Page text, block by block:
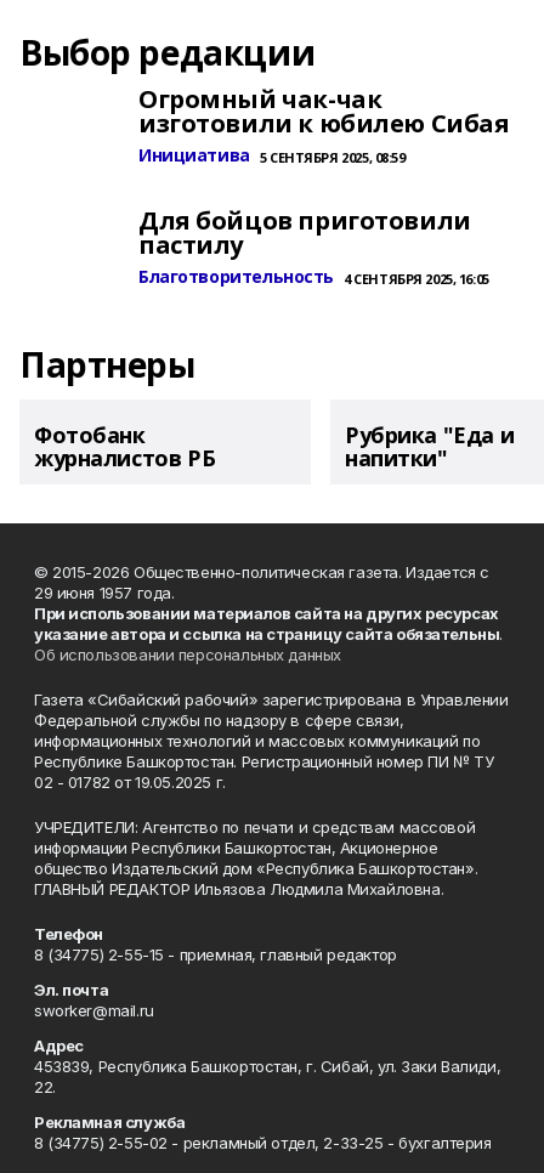
Выбор редакции
Огромный чак-чак
изготовили к юбилею Сибая
Инициатива 5 СЕНТЯБРЯ 2025, 08:59
Для бойцов приготовили
пастилу
Благотворительность 4 СЕНТЯБРЯ 2025, 16:05
Партнеры
Фотобанк
журналистов РБ
Рубрика "Еда и
напитки"
© 2015-2026 Общественно-политическая газета. Издается с
29 июня 1957 года.
При использовании материалов сайта на других ресурсах
указание автора и ссылка на страницу сайта обязательны.
Об использовании персональных данных
Газета «Сибайский рабочий» зарегистрирована в Управлении
Федеральной службы по надзору в сфере связи,
информационных технологий и массовых коммуникаций по
Республике Башкортостан. Регистрационный номер ПИ № ТУ
02 - 01782 от 19.05.2025 г.
УЧРЕДИТЕЛИ: Агентство по печати и средствам массовой
информации Республики Башкортостан, Акционерное
общество Издательский дом «Республика Башкортостан».
ГЛАВНЫЙ РЕДАКТОР Ильязова Людмила Михайловна.
Телефон
8 (34775) 2-55-15 - приемная, главный редактор
Эл. почта
sworker@mail.ru
Адрес
453839, Республика Башкортостан, г. Сибай, ул. Заки Валиди,
22.
Рекламная служба
8 (34775) 2-55-02 - рекламный отдел, 2-33-25 - бухгалтерия